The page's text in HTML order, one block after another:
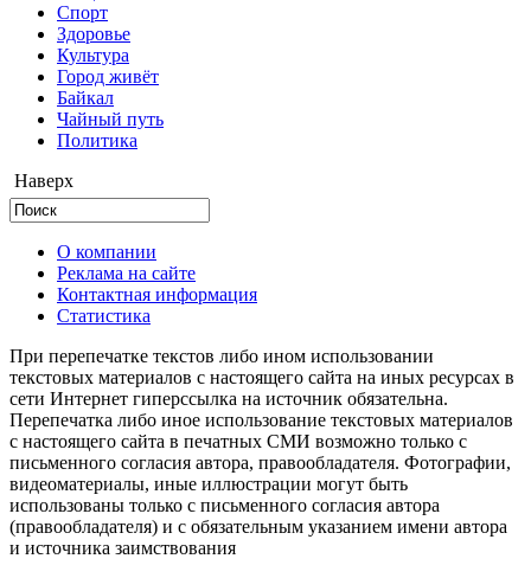
Cпорт
Здоровье
Культура
Город живёт
Байкал
Чайный путь
Политика
Наверх
О компании
Реклама на сайте
Контактная информация
Статистика
При перепечатке текстов либо ином использовании
текстовых материалов с настоящего сайта на иных ресурсах в
сети Интернет гиперссылка на источник обязательна.
Перепечатка либо иное использование текстовых материалов
с настоящего сайта в печатных СМИ возможно только с
письменного согласия автора, правообладателя. Фотографии,
видеоматериалы, иные иллюстрации могут быть
использованы только с письменного согласия автора
(правообладателя) и с обязательным указанием имени автора
и источника заимствования